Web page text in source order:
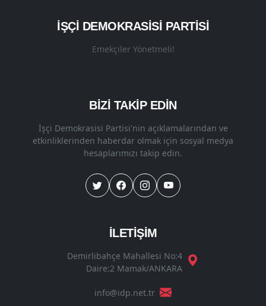
İŞÇI DEMOKRASISI PARTISI
Emekçiler Yönetmeli!
BİZİ TAKİP EDİN
İşçi Demokrasisi Partisi'nin açıklamalarından ve
etkinliklerinden haberdar olmak için sosyal medya
hesaplarımızı takip edin.
İLETİŞİM
Demirlibahçe Mahallesi No:4
Daire:2 Mamak/ANKARA
info@idp.net.tr